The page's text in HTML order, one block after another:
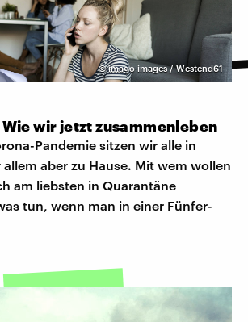
©imago images / Westend61
wir jetzt zusammenleben
Pandemie sitzen wir alle in
aber zu Hause. Mit wem wollen
am liebsten in Quarantäne
tun, wenn man in einer Fünfer-